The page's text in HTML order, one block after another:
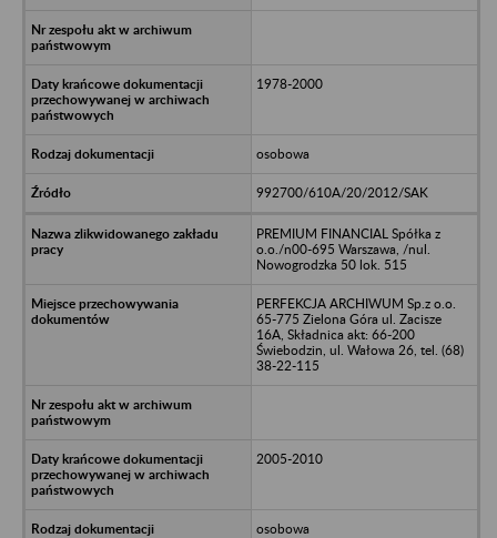
1978-2000
osobowa
992700/610A/20/2012/SAK
PREMIUM FINANCIAL Spółka z
o.o./n00-695 Warszawa, /nul.
Nowogrodzka 50 lok. 515
PERFEKCJA ARCHIWUM Sp.z o.o.
65-775 Zielona Góra ul. Zacisze
16A, Składnica akt: 66-200
Świebodzin, ul. Wałowa 26, tel. (68)
38-22-115
2005-2010
osobowa